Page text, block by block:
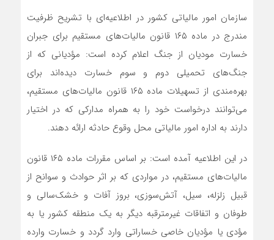
سازمان امور مالیاتی کشور در اطلاعیه‌ای با تشریح ظرفیت
مندرج در ماده ۱۶۵ قانون مالیات‌های مستقیم برای جبران
خسارت مودیان از جنگ اعلام کرده است: مؤدیانی که از
جنگ‌های تحمیلی دوم و سوم خسارت دیده‌اند برای
بهره‌مندی از تسهیلات ماده ۱۶۵ قانون مالیات‌های مستقیم،
می‌توانند درخواست خود را به همراه مدارکی که در اختیار
دارند به اداره امور مالیاتی محل وقوع حادثه ارائه دهند.
در این اطلاعیه آمده است: بر اساس مقررات ماده ۱۶۵ قانون
مالیات‌های مستقیم، در مواردی که بر اثر حوادث و سوانح از
قبیل زلزله، سیل، آتش‌سوزی، بروز آفات و خشک‌سالی و
طوفان و اتفاقات غیرمترقبه دیگر به یک منطقه کشور یا به
مؤدی یا مؤدیان خاصی خساراتی وارد گردد و خسارت وارده